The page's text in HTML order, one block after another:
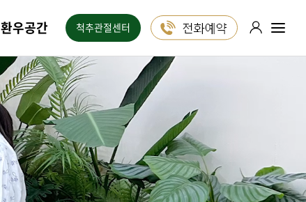
포레스트는
24시간 ON!
1:1 진료 상담
카카오톡블로그유튜브인스타그램
환우공간 척추관절센터